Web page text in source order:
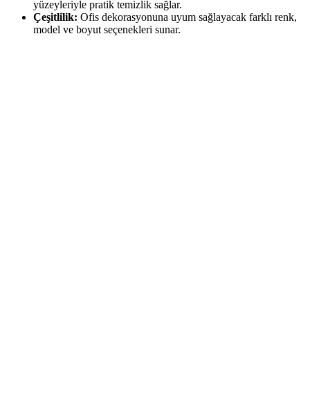
yüzeyleriyle pratik temizlik sağlar.
Çeşitlilik: Ofis dekorasyonuna uyum sağlayacak farklı renk,
model ve boyut seçenekleri sunar.